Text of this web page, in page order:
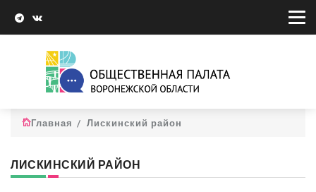
Главная Лискинский район
ЛИСКИНСКИЙ РАЙОН